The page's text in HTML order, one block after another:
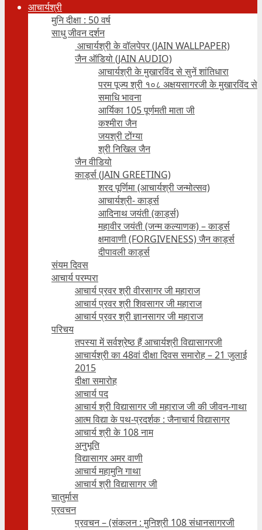
आचार्यश्री
मुनि दीक्षा : 50 वर्ष
साधु जीवन दर्शन
आचार्यश्री के वॉलपेपर (JAIN WALLPAPER)
जैन ऑडियो (JAIN AUDIO)
आचार्यश्री के मुखारविंद से सुनें शांतिधारा
परम पूज्य श्री १०८ अक्षयसागरजी के मुखारविंद से
समाधि भावना
आर्यिका 105 पूर्णमती माता जी
कश्मीरा जैन
जयश्री टोंग्या
श्री निखिल जैन
जैन वीडियो
कार्ड्स (JAIN GREETING)
शरद पूर्णिमा (आचार्यश्री जन्मोत्सव)
आचार्यश्री- कार्ड्स
आदिनाथ जयंती (कार्ड्स)
महावीर जयंती (जन्म कल्याणक) – कार्ड्स
क्षमावाणी (FORGIVENESS) जैन कार्ड्स
दीपावली कार्ड्स
संयम दिवस
आचार्य परम्परा
आचार्य प्रवर श्री वीरसागर जी महाराज
आचार्य प्रवर श्री शिवसागर जी महाराज
आचार्य प्रवर श्री ज्ञानसागर जी महाराज
परिचय
तपस्या में सर्वश्रेष्ठ हैं आचार्यश्री विद्यासागरजी
आचार्यश्री का 48वां दीक्षा दिवस समारोह – 21 जुलाई
2015
दीक्षा समारोह
आचार्य पद
आचार्य श्री विद्यासागर जी महाराज जी की जीवन-गाथा
आत्म विद्या के पथ-प्रदर्शक : जैनाचार्य विद्यासागर
आचार्य श्री के 108 नाम
अनुभूति
विद्यासागर अमर वाणी
आचार्य महामुनि गाथा
आचार्य श्री विद्यासागर जी
चातुर्मास
प्रवचन
प्रवचन – (संकलन : मुनिश्री 108 संधानसागरजी